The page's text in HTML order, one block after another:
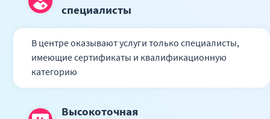
специалисты
В центре оказывают услуги только специалисты,
имеющие сертификаты и квалификационную
категорию
Высокоточная